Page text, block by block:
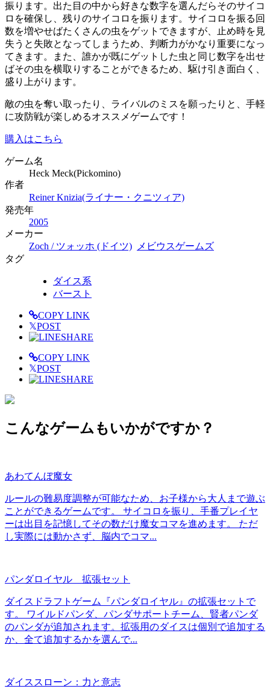
振ります。出た目の中から好きな数字を選んだらそのサイコ
ロを確保し、残りのサイコロを振ります。サイコロを振る回
数を増やせばたくさんの虫をゲットできますが、止め時を見
失うと失敗となってしまうため、判断力がかなり重要になっ
てきます。また、誰かが既にゲットした虫と同じ数字を出せ
ばその虫を横取りすることができるため、駆け引き面白く、
盛り上がります。
敵の虫を奪い取ったり、ライバルのミスを願ったりと、手軽
に攻防戦が楽しめるオススメゲームです！
購入はこちら
ゲーム名
Heck Meck(Pickomino)
作者
Reiner Knizia(ライナー・クニツィア)
発売年
2005
メーカー
Zoch / ツォッホ (ドイツ)
メビウスゲームズ
タグ
ダイス系
バースト
COPY LINK
𝕏POST
SHARE
COPY LINK
𝕏POST
SHARE
こんなゲームもいかがですか？
あわてんぼ魔女
ルールの難易度調整が可能なため、お子様から大人まで遊ぶ
ことができるゲームです。 サイコロを振り、手番プレイヤ
ーは出目を記憶してその数だけ魔女コマを進めます。 ただ
し実際には動かさず、脳内でコマ...
パンダロイヤル 拡張セット
ダイスドラフトゲーム『パンダロイヤル』の拡張セットで
す。 ワイルドパンダ、パンダサポートチーム、賢者パンダ
のパンダが追加されます。拡張用のダイスは個別で追加する
か、全て追加するかを選んで...
ダイススローン：力と意志